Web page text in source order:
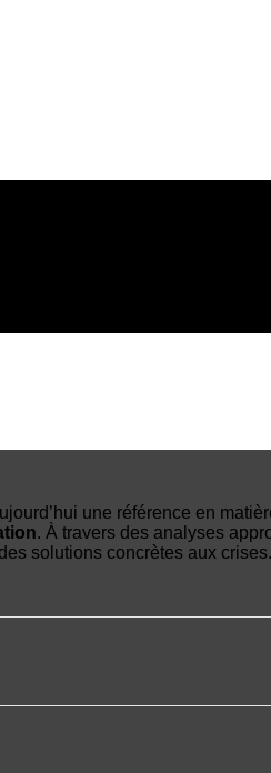
une référence en
. À travers des analyses
solutions concrètes aux